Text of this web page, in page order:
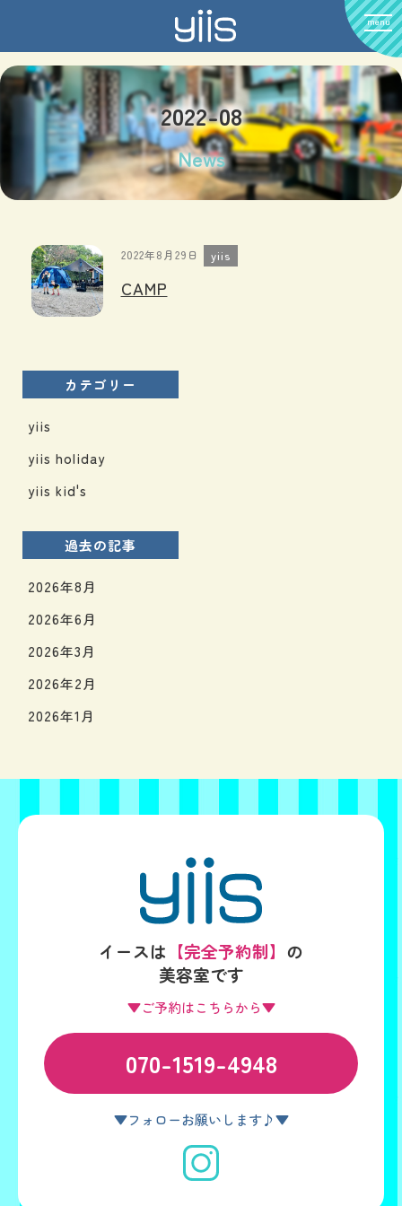
2022-08
News
2022年8月29日 yiis
CAMP
カテゴリー
yiis
yiis holiday
yiis kid's
過去の記事
2026年8月
2026年6月
2026年3月
2026年2月
2026年1月
イースは 【完全予約制】 の
美容室です
▼ご予約はこちらから▼
070-1519-4948
▼フォローお願いします♪▼
menu